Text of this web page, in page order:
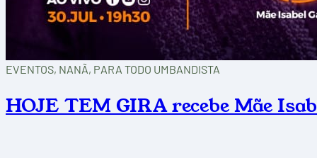
EVENTOS, NANÃ, PARA TODO UMBANDISTA
HOJE TEM GIRA recebe Mãe